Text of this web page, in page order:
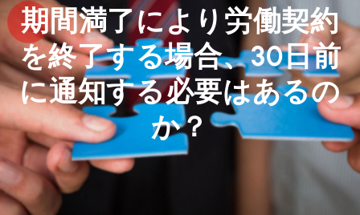
ッ
プ
期間満了により労働契約
を終了する場合、30日前
に通知する必要はあるの
か？